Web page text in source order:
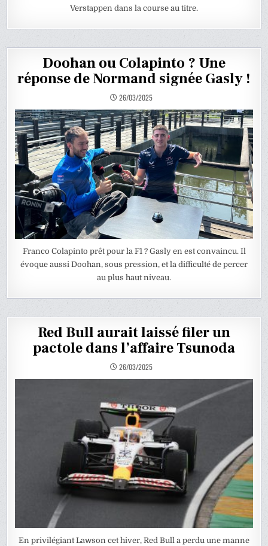
Verstappen dans la course au titre.
Doohan ou Colapinto ? Une
réponse de Normand signée Gasly !
26/03/2025
Franco Colapinto prêt pour la F1 ? Gasly en est convaincu. Il
évoque aussi Doohan, sous pression, et la difficulté de percer
au plus haut niveau.
Red Bull aurait laissé filer un
pactole dans l’affaire Tsunoda
26/03/2025
En privilégiant Lawson cet hiver, Red Bull a perdu une manne